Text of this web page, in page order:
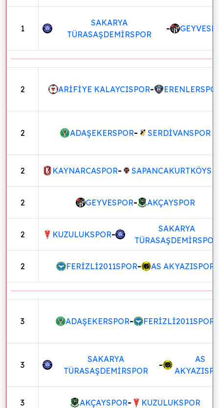
1
SAKARYA
TÜRASAŞDEMİRSPOR
-
2 ARİFİYE KALAYCISPOR-
2 ADAŞEKERSPOR- SERDİVANSPOR
2 KAYNARCASPOR-
2 GEYVESPOR- AKÇAYSPOR
2 KUZULUKSPOR-
SAKARYA
TÜRASAŞDEMİRSPOR
2 FERİZLİ2011SPOR- AS AKYAZISPOR
3 ADAŞEKERSPOR- FERİZLİ2011SPOR
3
SAKARYA
TÜRASAŞDEMİRSPOR
-
AS
3 AKÇAYSPOR- KUZULUKSPOR